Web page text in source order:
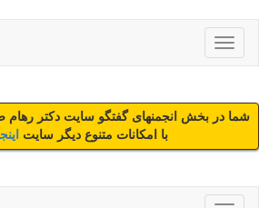
شما در بخش انجمنهای گفتگو سایت دکتر رهام
با امکانات متنوع دیگر سایت